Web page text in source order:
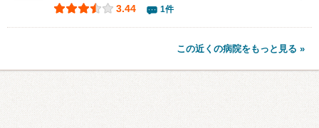
3.44 1件
この近くの病院をもっと見る »